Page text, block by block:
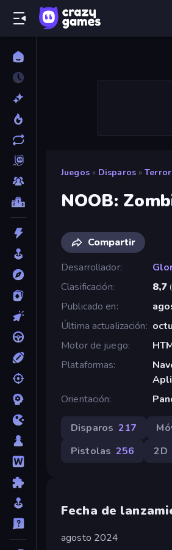
Juegos » Disparos » Terror
NOOB:
Compartir
Desarrollador
Clasificación
8,7 (
Publicado en
Última actualización
Motor de juego
Plataformas
Orientación
Disparos 217
Pistolas 256 2D
Fecha de
agosto 2024